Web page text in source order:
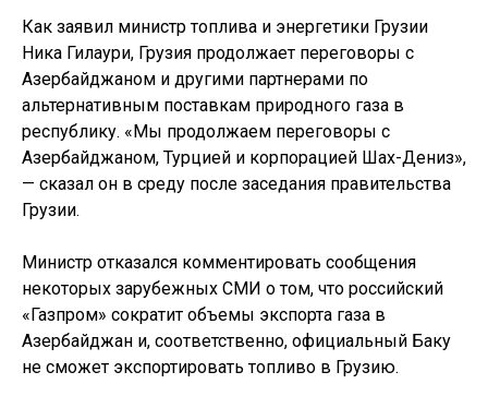
Как заявил министр топлива и энергетики Грузии
Ника Гилаури, Грузия продолжает переговоры с
Азербайджаном и другими партнерами по
альтернативным поставкам природного газа в
республику. «Мы продолжаем переговоры с
Азербайджаном, Турцией и корпорацией Шах-Дениз»,
— сказал он в среду после заседания правительства
Грузии.
Министр отказался комментировать сообщения
некоторых зарубежных СМИ о том, что российский
«Газпром» сократит объемы экспорта газа в
Азербайджан и, соответственно, официальный Баку
не сможет экспортировать топливо в Грузию.